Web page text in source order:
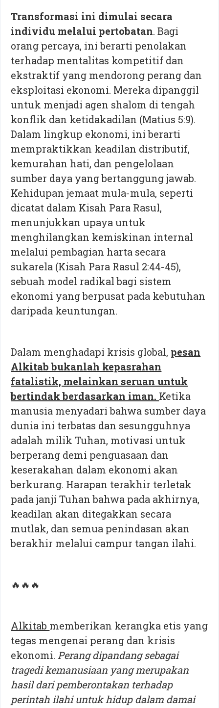
Transformasi ini dimulai secara
individu melalui pertobatan. Bagi
orang percaya, ini berarti penolakan
terhadap mentalitas kompetitif dan
ekstraktif yang mendorong perang dan
eksploitasi ekonomi. Mereka dipanggil
untuk menjadi agen shalom di tengah
konflik dan ketidakadilan (Matius 5:9).
Dalam lingkup ekonomi, ini berarti
mempraktikkan keadilan distributif,
kemurahan hati, dan pengelolaan
sumber daya yang bertanggung jawab.
Kehidupan jemaat mula-mula, seperti
dicatat dalam Kisah Para Rasul,
menunjukkan upaya untuk
menghilangkan kemiskinan internal
melalui pembagian harta secara
sukarela (Kisah Para Rasul 2:44-45),
sebuah model radikal bagi sistem
ekonomi yang berpusat pada kebutuhan
daripada keuntungan.
Dalam menghadapi krisis global, pesan
Alkitab bukanlah kepasrahan
fatalistik, melainkan seruan untuk
bertindak berdasarkan iman. Ketika
manusia menyadari bahwa sumber daya
dunia ini terbatas dan sesungguhnya
adalah milik Tuhan, motivasi untuk
berperang demi penguasaan dan
keserakahan dalam ekonomi akan
berkurang. Harapan terakhir terletak
pada janji Tuhan bahwa pada akhirnya,
keadilan akan ditegakkan secara
mutlak, dan semua penindasan akan
berakhir melalui campur tangan ilahi.
🔥🔥🔥
Alkitab memberikan kerangka etis yang
tegas mengenai perang dan krisis
ekonomi. Perang dipandang sebagai
tragedi kemanusiaan yang merupakan
hasil dari pemberontakan terhadap
perintah ilahi untuk hidup dalam damai